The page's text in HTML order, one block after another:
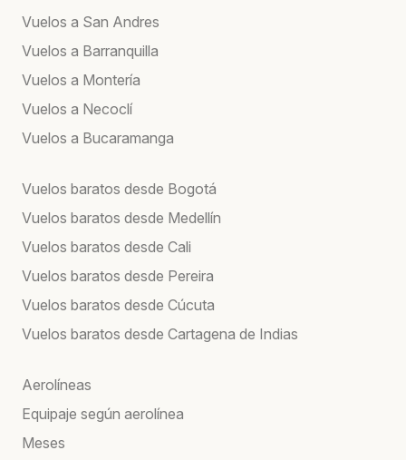
Vuelos a San Andres
Vuelos a Barranquilla
Vuelos a Montería
Vuelos a Necoclí
Vuelos a Bucaramanga
Vuelos baratos desde Bogotá
Vuelos baratos desde Medellín
Vuelos baratos desde Cali
Vuelos baratos desde Pereira
Vuelos baratos desde Cúcuta
Vuelos baratos desde Cartagena de Indias
Aerolíneas
Equipaje según aerolínea
Meses